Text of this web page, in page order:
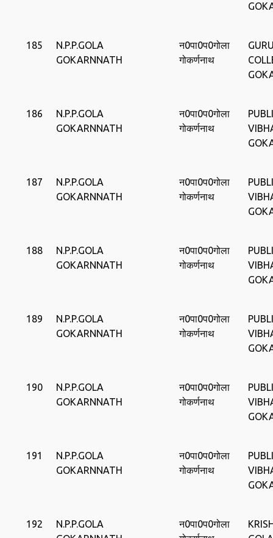
185
N.P.P.GOLA
GOKARNNATH
न0पा0प0गोला
गोकर्णनाथ
186
N.P.P.GOLA
GOKARNNATH
न0पा0प0गोला
गोकर्णनाथ
187
N.P.P.GOLA
GOKARNNATH
न0पा0प0गोला
गोकर्णनाथ
188
N.P.P.GOLA
GOKARNNATH
न0पा0प0गोला
गोकर्णनाथ
189
N.P.P.GOLA
GOKARNNATH
न0पा0प0गोला
गोकर्णनाथ
190
N.P.P.GOLA
GOKARNNATH
न0पा0प0गोला
गोकर्णनाथ
191
N.P.P.GOLA
GOKARNNATH
न0पा0प0गोला
गोकर्णनाथ
192
N.P.P.GOLA
न0पा0प0गोला